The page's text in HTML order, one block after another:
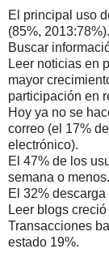
El principal uso
(85%, 2013:78%).
Buscar
Leer noticias en
mayor
participación en
Hoy ya no se
correo (el 17%
electrónico).
El 47% de los
semana o menos.
El 32%
Leer blogs
Transacciones
estado 19%.